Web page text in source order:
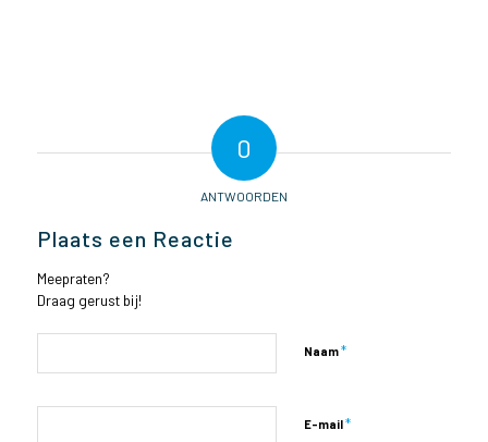
0
ANTWOORDEN
Plaats een Reactie
Meepraten?
Draag gerust bij!
Naam*
E-mail*